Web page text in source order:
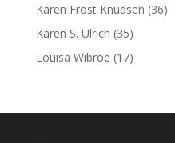
Karen Frost Knudsen (36)
Karen S. Ulrich (35)
Louisa Wibroe (17)